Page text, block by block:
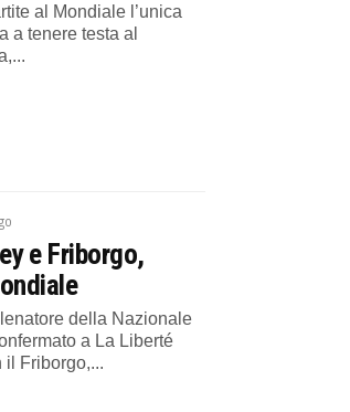
al Mondiale l’unica
a tenere testa al
e Friborgo,
della Nazionale
a La Liberté
il Friborgo,...